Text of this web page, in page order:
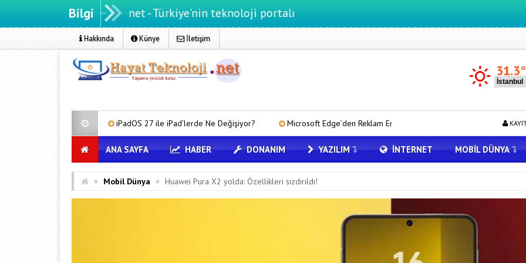
Bilgi- Türkiye'nin teknoloji portalı
Hakkında Künye İletişim
31.3
iPadOS 27 ile iPad’lerde Ne Değişiyor? Microsoft Edge’den Reklam Engelleyicilerine Engel: İşte Detaylar OpenAI’ın
ANA SAYFA HABER DONANIM YAZILIM İNTERNET MOBIL DÜNYA
» Mobil Dünya » Huawei Pura X2 yolda: Özellikleri sızdırıldı!